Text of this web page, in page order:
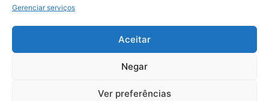
Gerenciar serviços
Aceitar
Negar
Ver preferências
© 2026, Todos os direitos reservados | Desenvolvido por:
Digital Business| Hospedado por:NP Publicidade
Fale Conosco
Sobre Nós
Política de Segurança e Privacidade
Facebook
YouTubeInstagram